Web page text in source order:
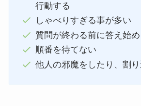
行動する
しゃべりすぎる事が多い
質問が終わる前に答え始め
順番を待てない
他人の邪魔をしたり、割